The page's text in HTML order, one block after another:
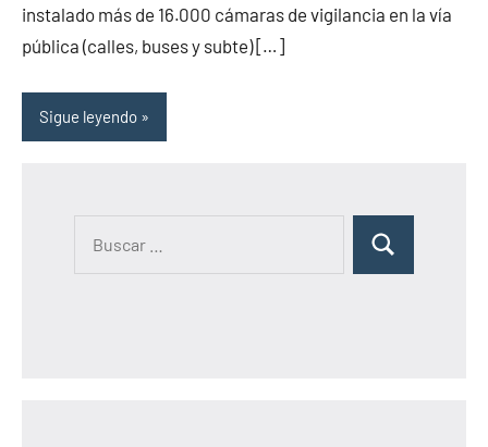
instalado más de 16.000 cámaras de vigilancia en la vía
pública (calles, buses y subte) […]
Sigue leyendo
B